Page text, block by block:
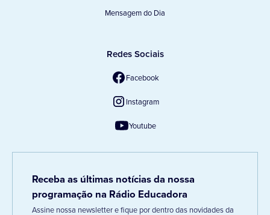
Mensagem do Dia
Redes Sociais
Facebook
Instagram
Youtube
Receba as últimas notícias da nossa
programação na Rádio Educadora
Assine nossa newsletter e fique por dentro das novidades da